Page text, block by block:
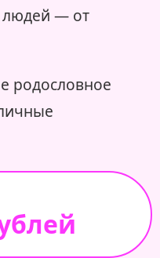
людей — от
родословное